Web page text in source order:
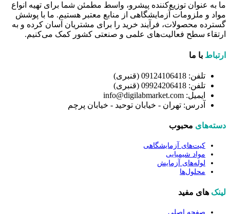
ما به عنوان توزیع‌کننده پیشرو، واسط مطمئن شما برای تهیه انواع
مواد و ملزومات آزمایشگاهی از منابع معتبر هستیم. ما با پوشش
گسترده محصولات، فرآیند خرید را برای مشتریان آسان کرده و به
ارتقاء سطح فعالیت‌های علمی و صنعتی کشور کمک می‌کنیم.
ارتباط با ما
تلفن: 09124106418 (قنبری)
تلفن: 09924206418 (قنبری)
ایمیل: info@digilabmarket.com
آدرس: تهران - خیابان توحید - خیابان پرچم
دسته‌های محبوب
کیت‌های آزمایشگاهی
مواد شیمیایی
لوله‌های آزمایش
محلول‌ها
لینک های مفید
صفحه اصلی